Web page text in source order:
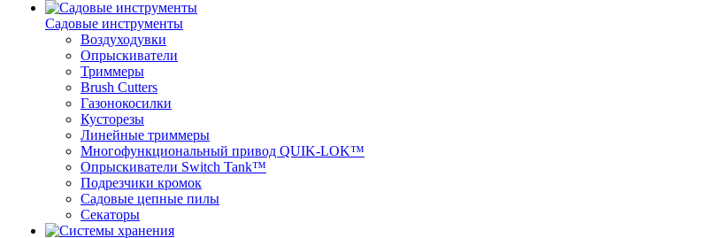
Садовые инструменты
Воздуходувки
Опрыскиватели
Триммеры
Brush Cutters
Газонокосилки
Кусторезы
Линейные триммеры
Многофункциональный привод QUIK-LOK™
Опрыскиватели Switch Tank™
Подрезчики кромок
Садовые цепные пилы
Секаторы